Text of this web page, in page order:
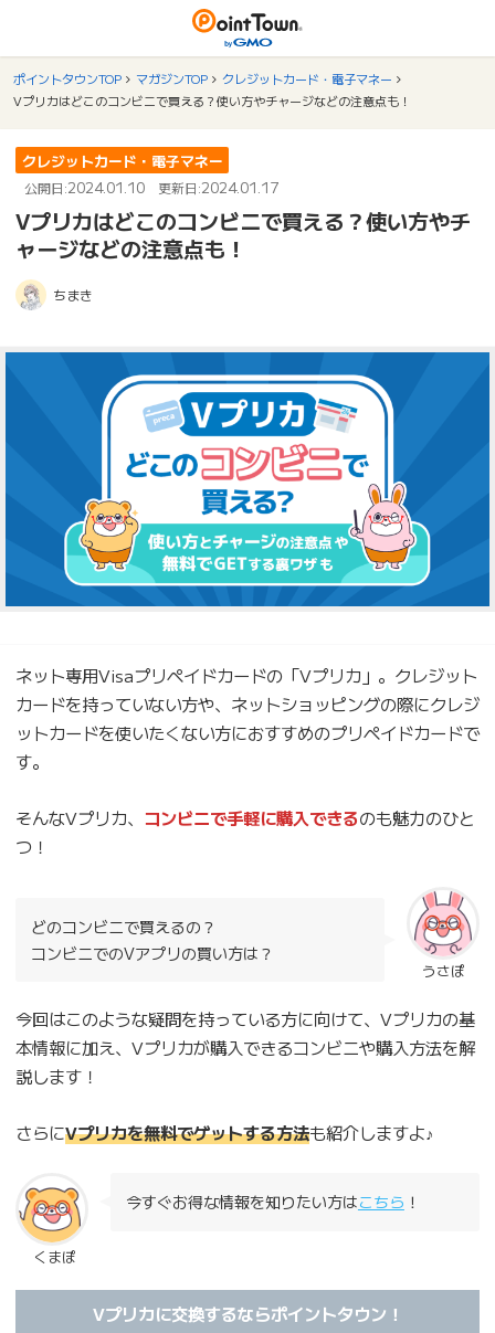
ポイントタウンTOP マガジンTOP
クレジットカード・電子マネー
Vプリカはどこのコンビニで買える？使い方やチャージなどの注意点も！
クレジットカード・電子マネー
公開日:2024.01.10 更新日:2024.01.17
Vプリカはどこのコンビニで買える？使い方やチ
ャージなどの注意点も！
ちまき
ネット専用Visaプリペイドカードの「Vプリカ」。クレジット
カードを持っていない方や、ネットショッピングの際にクレジ
ットカードを使いたくない方におすすめのプリペイドカードで
す。
そんなVプリカ、 コンビニで手軽に購入できるのも魅力のひと
つ！
うさぽ
どのコンビニで買えるの？
コンビニでのVアプリの買い方は？
今回はこのような疑問を持っている方に向けて、Vプリカの基
本情報に加え、Vプリカが購入できるコンビニや購入方法を解
説します！
さらにVプリカを無料でゲットする方法も紹介しますよ♪
くまぽ
今すぐお得な情報を知りたい方はこちら ！
Vプリカに交換するならポイントタウン！